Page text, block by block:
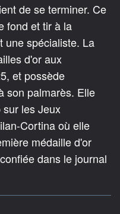
de se terminer. Ce
fond et tir à la
une spécialiste. La
d'or aux
et possède
son palmarès. Elle
les Jeux
Cortina où elle
médaille d'or
dans le journal